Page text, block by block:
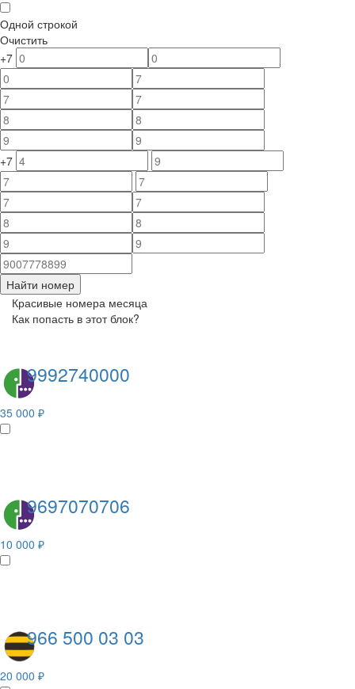
Одной строкой
Очистить
+7
+7
Найти номер
Красивые номера месяца
Как попасть в этот блок?
9992740000
35 000 ₽
9697070706
10 000 ₽
966 500 03 03
20 000 ₽